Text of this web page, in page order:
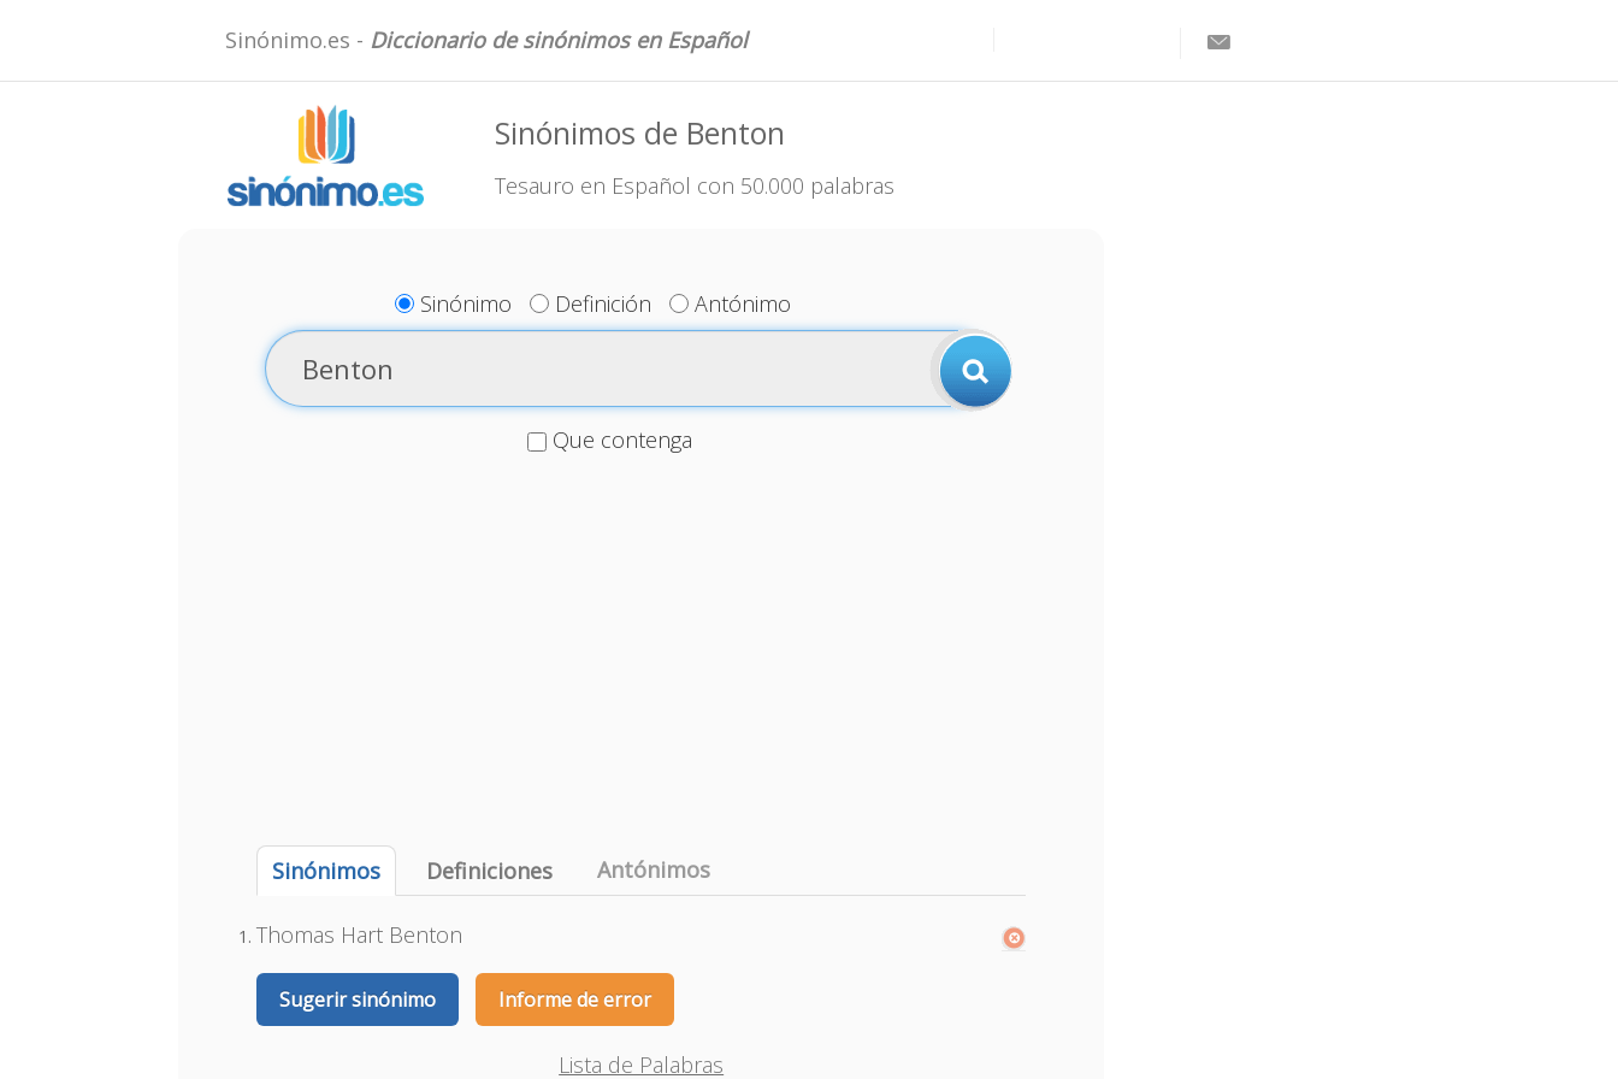
Sinónimo.es - Diccionario de sinónimos en Español
Sinónimos de Benton
Tesauro en Español con 50.000 palabras
Sinónimo Definición Antónimo
Que contenga
Sinónimos Definiciones Antónimos
Thomas Hart Benton
Sugerir sinónimo Informe de error
Lista de Palabras